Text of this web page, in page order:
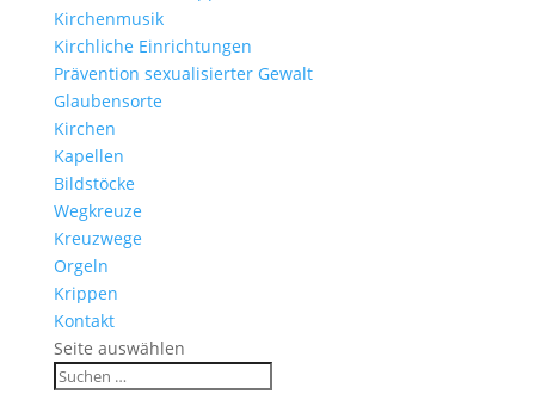
Kirchen­musik
Kirch­liche Einrichtungen
Präven­tion sexua­li­sierter Gewalt
Glau­ben­s­orte
Kirchen
Kapellen
Bild­stöcke
Wegkreuze
Kreuz­wege
Orgeln
Krippen
Kontakt
Seite auswählen